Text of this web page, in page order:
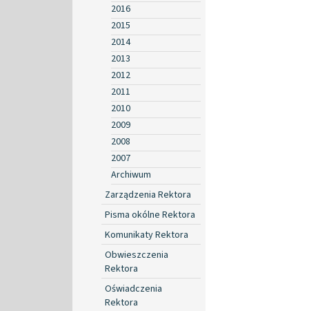
2016
2015
2014
2013
2012
2011
2010
2009
2008
2007
Archiwum
Zarządzenia Rektora
Pisma okólne Rektora
Komunikaty Rektora
Obwieszczenia
Rektora
Oświadczenia
Rektora